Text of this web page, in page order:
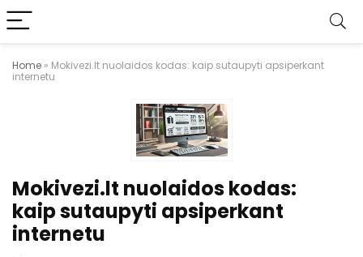
Home » Mokivezi.lt nuolaidos kodas: kaip sutaupyti apsiperkant
internetu
Mokivezi.lt nuolaidos kodas:
kaip sutaupyti apsiperkant
internetu